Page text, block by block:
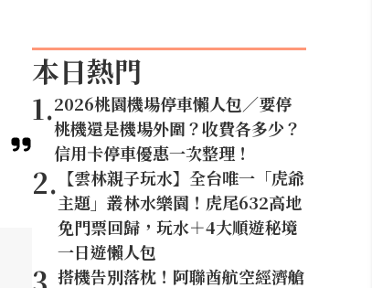
本日熱門
1.2026桃園機場停車懶人包／要停
桃機還是機場外圍？收費各多少？
信用卡停車優惠一次整理！
2. 【雲林親子玩水】全台唯一「虎爺
主題」叢林水樂園！虎尾632高地
免門票回歸，玩水＋4大順遊秘境
一日遊懶人包
搭機告別落枕！阿聯酋航空經濟艙